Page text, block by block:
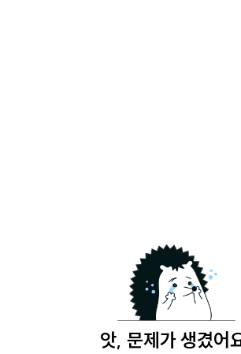
앗, 문제가 생겼어